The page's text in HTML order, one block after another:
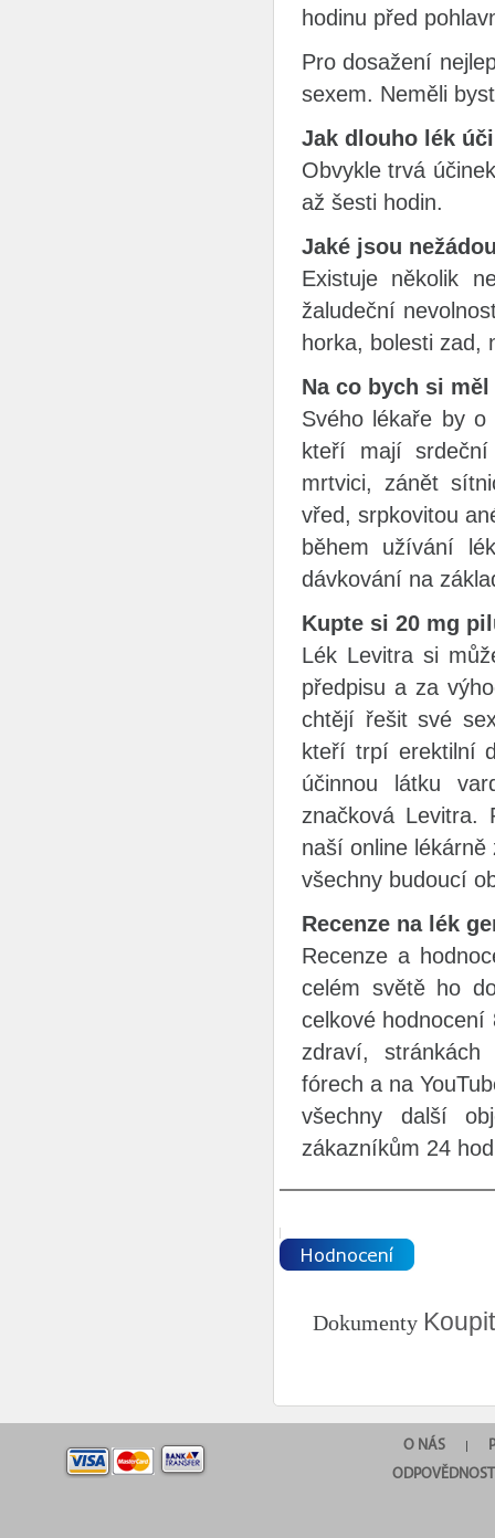
hodinu před
Pro dosažení
sexem. Neměli
Jak dlouho lék
Obvykle trvá
až šesti hodin.
Jaké jsou
Existuje několik
žaludeční
horka, bolesti zad,
Na co bych si
Svého lékaře by
kteří mají srdeční
mrtvici, zánět
vřed, srpkovitou
během užívání
dávkování na
Kupte si 20 mg
Lék Levitra si
předpisu a za
chtějí řešit své
kteří trpí erektilní
účinnou látku
značková Levitra.
naší online
všechny budoucí
Recenze na lék
Recenze a
celém světě ho
celkové
zdraví, stránkách
fórech a na
všechny další
zákazníkům 24
Dokumenty
O NÁS |